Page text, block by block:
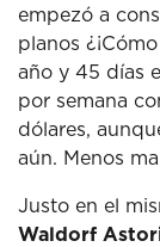
empezó a
planos
año y 45 días
por semana
dólares,
aún. Menos
Justo en el
Waldorf